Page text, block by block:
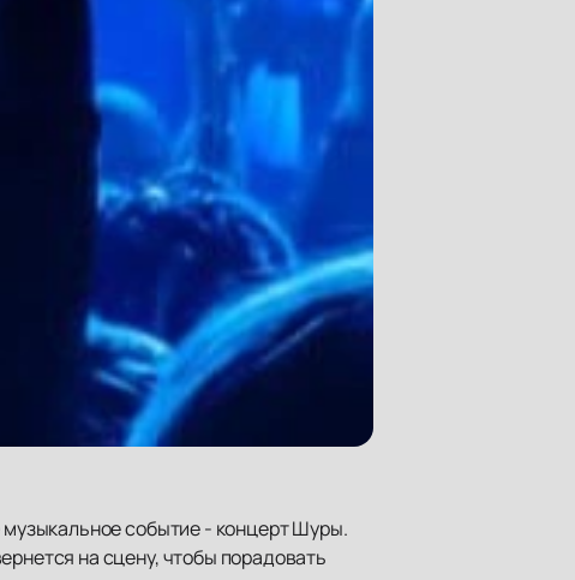
событие - концерт Шуры.
на сцену, чтобы порадовать